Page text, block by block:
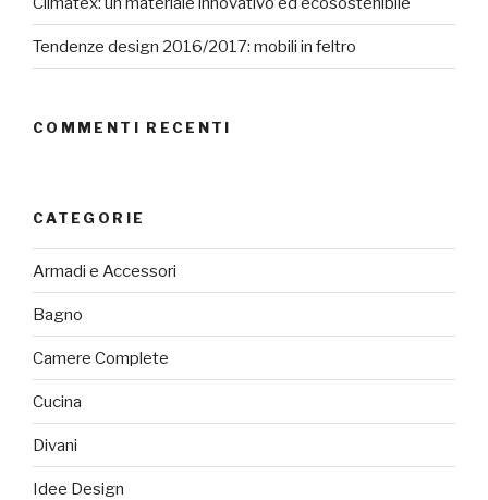
Tendenze design 2016/2017: mobili in feltro
COMMENTI RECENTI
CATEGORIE
Armadi e Accessori
Bagno
Camere Complete
Cucina
Divani
Idee Design